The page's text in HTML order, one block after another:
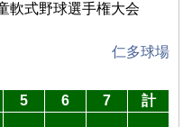
軟式野球選手権大会
仁多球場
5 6 7
計